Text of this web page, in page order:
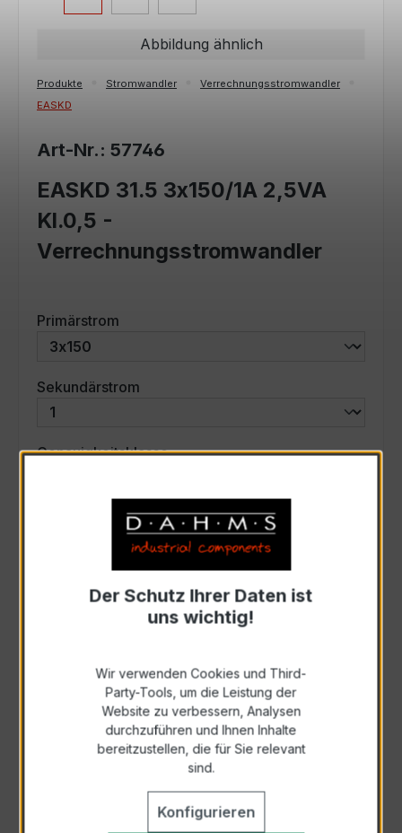
Abbildung ähnlich
Produkte Stromwandler
Verrechnungsstromwandler
EASKD
Art-Nr.: 57746
EASKD 31.5 3x150/1A 2,5VA
Kl.0,5 -
Verrechnungsstromwandler
Primärstrom
Sekundärstrom
Genauigkeitsklasseauswählen
Scheinleistung (VA)auswählen
Auswahl zurücksetzen
Anfrage schriftlich
Als PDF exportieren
Der Schutz Ihrer Daten ist
uns wichtig!
Wir verwenden Cookies und Third-
Party-Tools, um die Leistung der
Website zu verbessern, Analysen
durchzuführen und Ihnen Inhalte
bereitzustellen, die für Sie relevant
sind.
Konfigurieren